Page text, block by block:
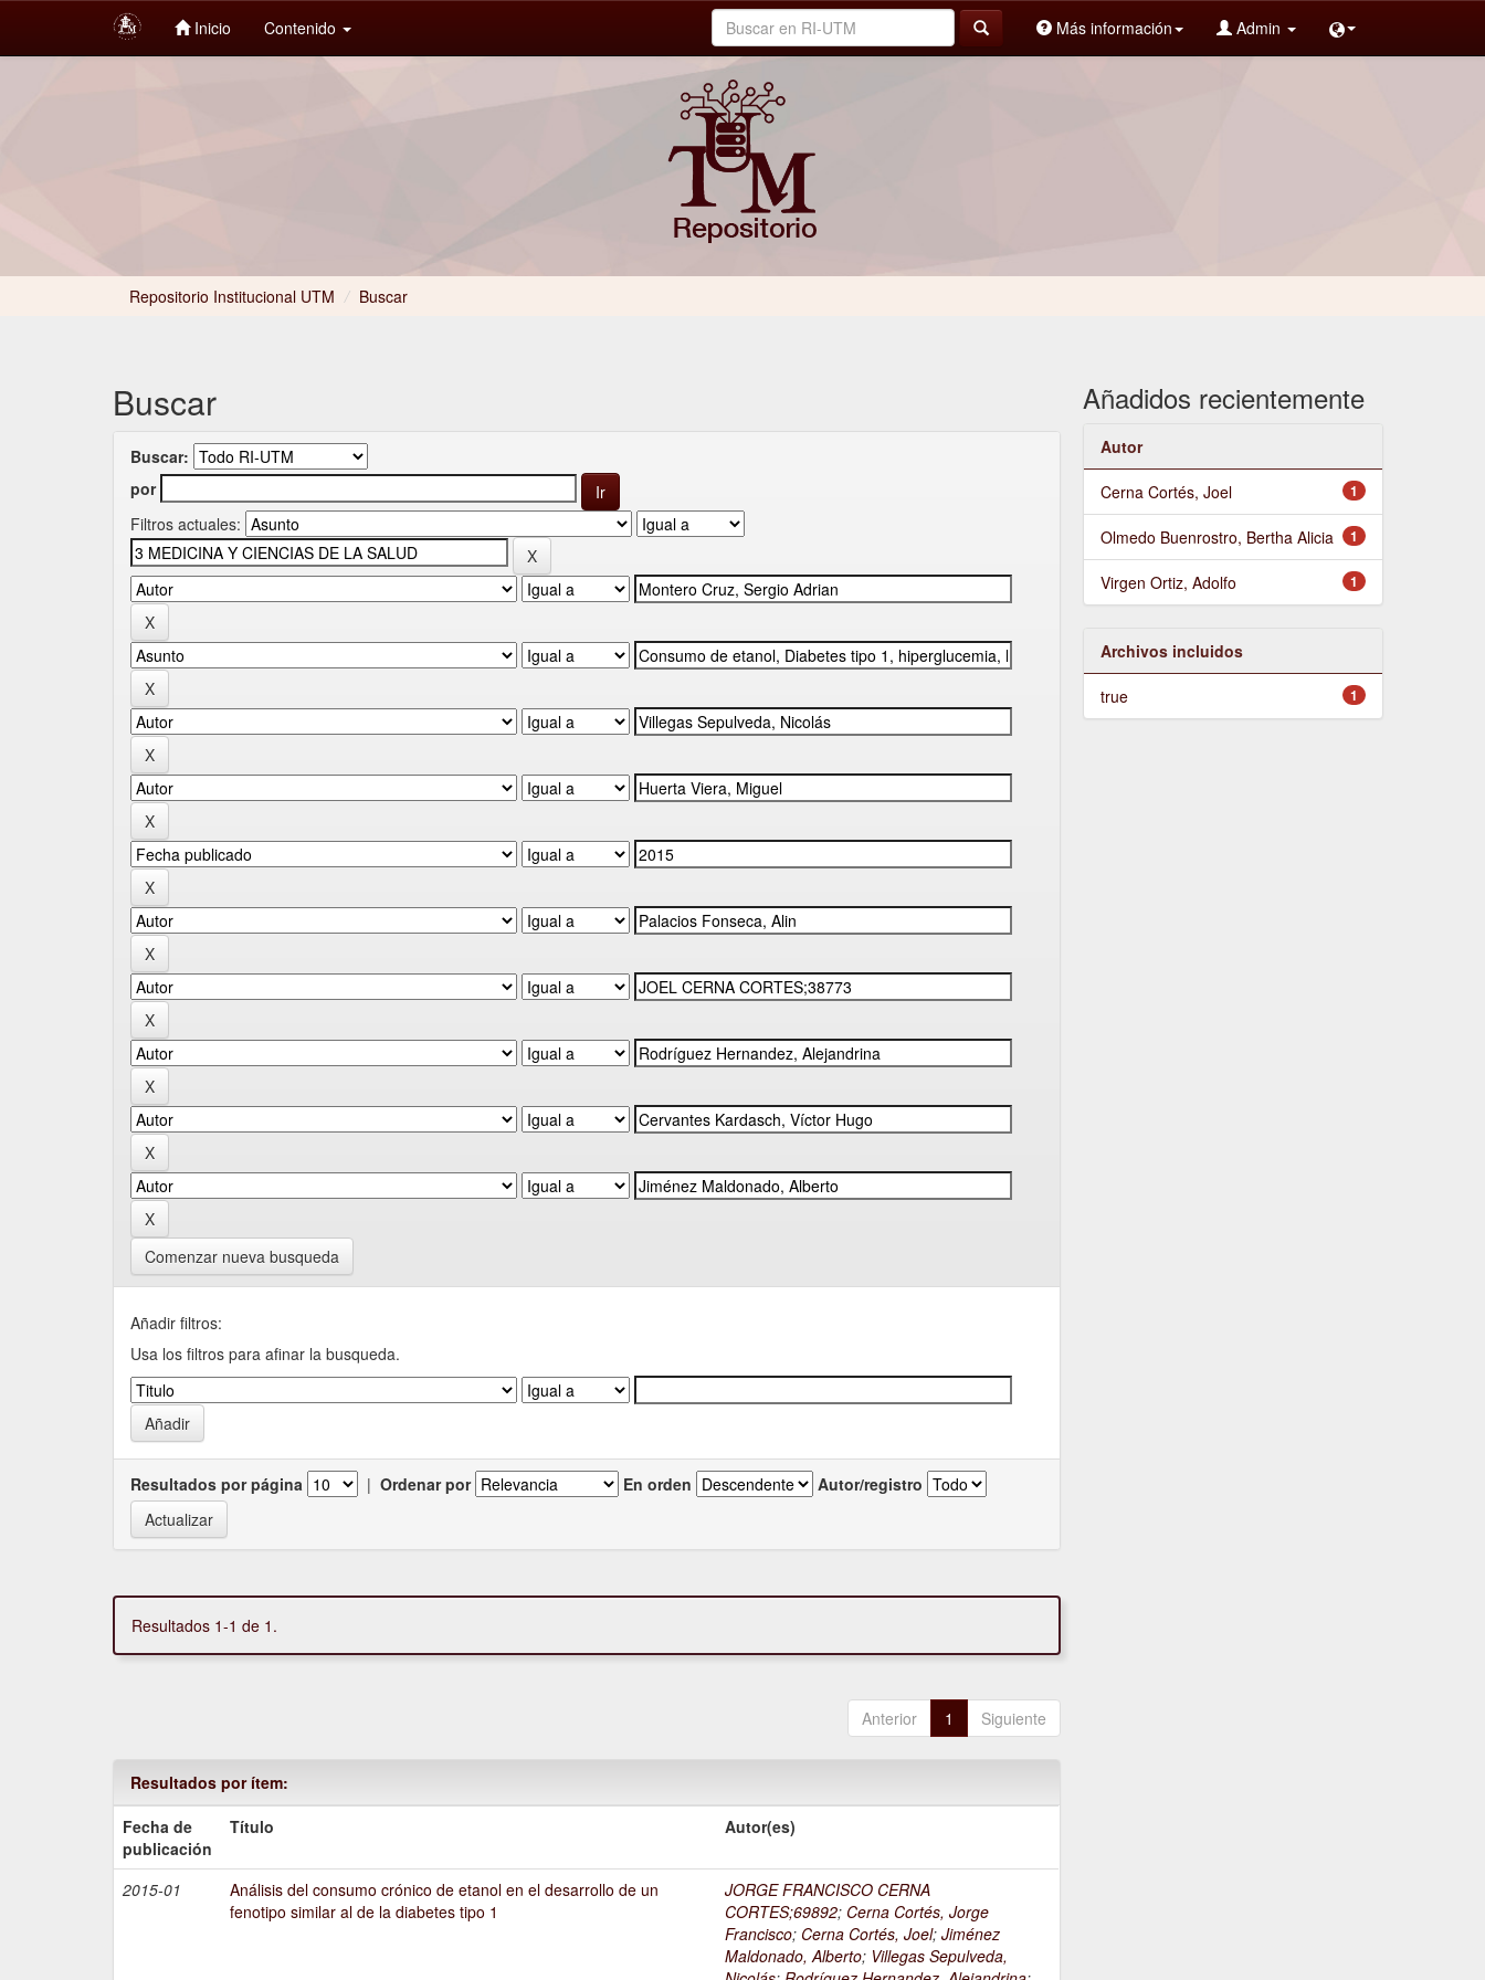
Inicio Contenido Más información Admin
Repositorio Institucional UTM / Buscar
Buscar
Buscar:
por
Filtros actuales:
Comenzar nueva busqueda
Añadir filtros:
Usa los filtros para afinar la busqueda.
Resultados por página | Ordenar por En orden Autor/registro
Resultados 1-1 de 1.
Anterior 1 Siguiente
Resultados por ítem:
Fecha de
publicación
Título Autor(es)
2015-01
Análisis del consumo crónico de etanol en el desarrollo de un
fenotipo similar al de la diabetes tipo 1
JORGE FRANCISCO CERNA
CORTES;69892; Cerna Cortés, Jorge
Francisco; Cerna Cortés, Joel;Jiménez
Maldonado, Alberto; Villegas Sepulveda,
Añadidos recientemente
Autor
1
Cerna Cortés, Joel
1
Olmedo Buenrostro, Bertha Alicia
1
Virgen Ortiz, Adolfo
Archivos incluidos
1
true